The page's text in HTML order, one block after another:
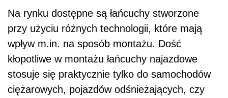
Na rynku dostępne są łańcuchy stworzone
przy użyciu różnych technologii, które mają
wpływ m.in. na sposób montażu. Dość
kłopotliwe w montażu łańcuchy najazdowe
stosuje się praktycznie tylko do samochodów
ciężarowych, pojazdów odśnieżających, czy